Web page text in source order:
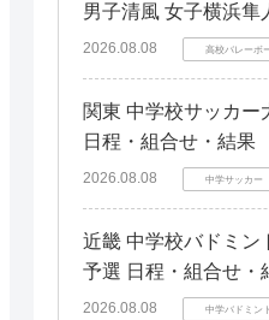
男子清風 女子横浜隼
2026.08.08 高校バレーボ
関東 中学校サッカー
日程・組合せ・結果
2026.08.08 中学サッカー
近畿 中学校バドミン
予選 日程・組合せ・
2026.08.08 中学バドミン